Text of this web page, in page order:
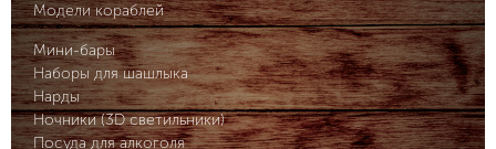
Модели кораблей
Мини-бары
Наборы для шашлыка
Нарды
Ночники (3D светильники)
Посуда для алкоголя